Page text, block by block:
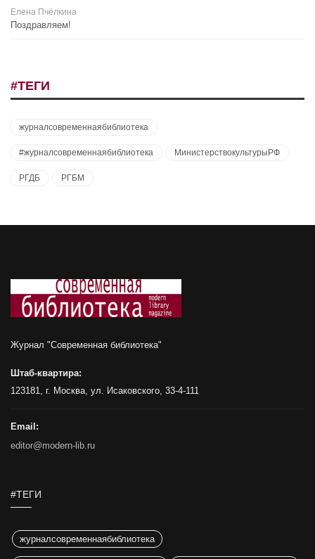
Елена Пчёлкина
Поздравляем!
#ТЕГИ
журналсовременнаябиблиотека
#журналсовременнаябиблиотека МинистерствокультурыРФ
РГДБ РГБМ
Журнал "Современная библиотека"
Штаб-квартира:
123181, г. Москва, ул. Исаковского, 33-4-111
Email:
editor@modern-lib.ru
#ТЕГИ
журналсовременнаябиблиотека